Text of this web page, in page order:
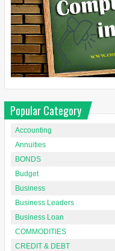
Popular Category
Accounting
Annuities
BONDS
Budget
Business
Business Leaders
Business Loan
COMMODITIES
CREDIT & DEBT